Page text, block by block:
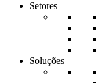
Setores
Soluções